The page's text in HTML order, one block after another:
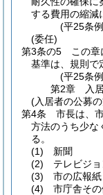
する費用の縮減
(平25条
(委任)
第3条の5
この
基準は、規則で
(平25条
第2章
入
(入居者の公募
第4条
市長は、
方法のうち少な
る。
(1)
新聞
(2)
テレビジョ
(3)
市の広報紙
(4)
市庁舎そ